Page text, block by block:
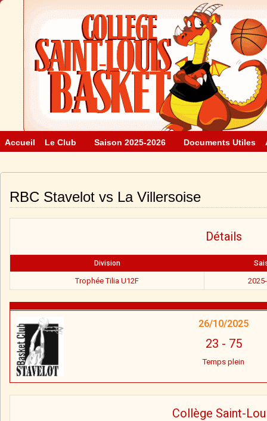
Accueil Le Club Saison 2025-2026 Documents Utiles
RBC Stavelot vs La Villersoise
Détails
Division
Trophée Tilia U12F
26/10/2025
23 - 75
Temps plein
Collège Saint-